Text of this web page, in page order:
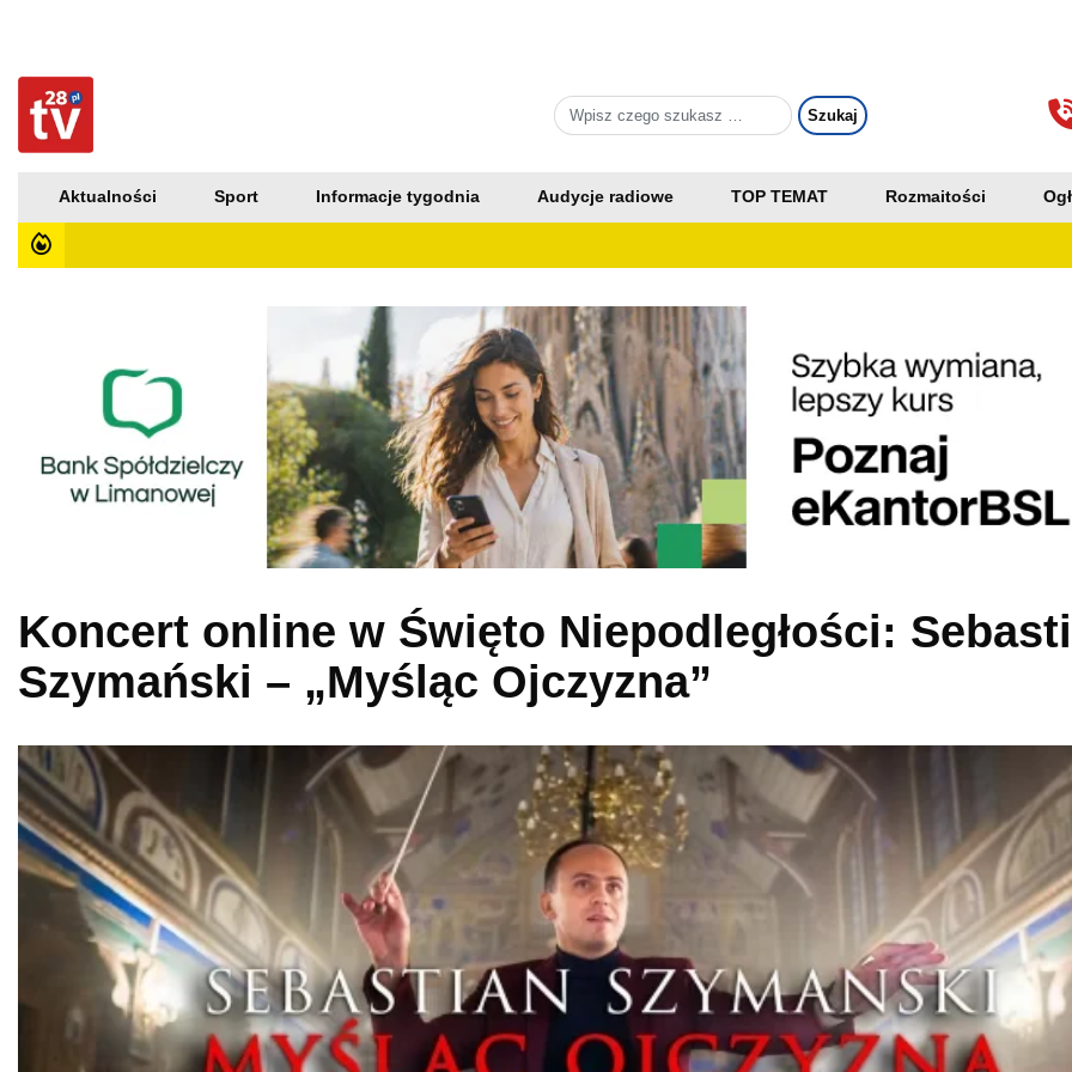
Aktualności Sport Informacje tygodnia Audycje radiowe TOP TEMAT Rozmaitości
Koncert online w Święto Niepodległości:
Szymański – „Myśląc Ojczyzna”